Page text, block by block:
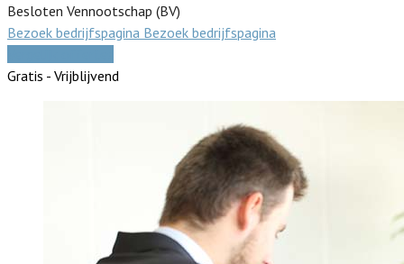
Besloten Vennootschap (BV)
Bezoek bedrijfspagina Bezoek bedrijfspagina
Gratis - Vrijblijvend